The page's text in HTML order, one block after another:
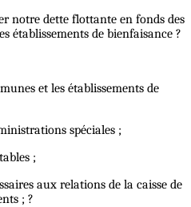
notre dette flottante en fonds des
établissements de bienfaisance ?
et les établissements de
spéciales ;
;
aux relations de la caisse de
; ?